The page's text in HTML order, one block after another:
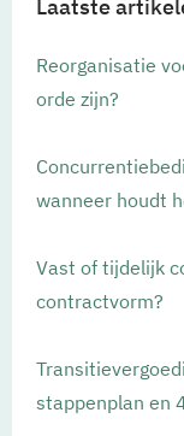
Laatste
Reorganisatie
orde zijn?
wanneer houdt
Vast of tijdelijk
contractvorm?
stappenplan en